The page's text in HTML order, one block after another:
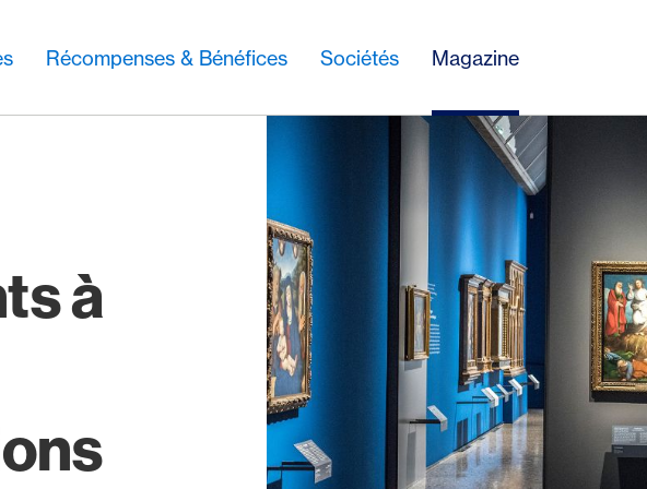
Récompenses & Bénéfices Sociétés Magazine
à